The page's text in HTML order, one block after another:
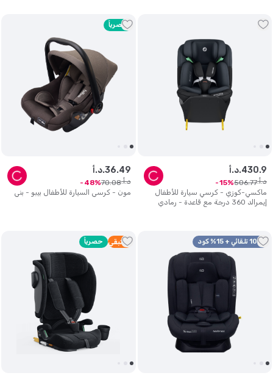
ماكسي-كوزي - كرسي سيارة للأطفال
إيمرالد 360 درجة مع قاعدة - رمادي
د.أ.430.9
د.أ. 506.77
15
حصرياً
مون - كرسي السيارة للأطفال بيبو - بني
د.أ.36.49
د.أ. 70.08
48
10% تلقائي + 15% كود 1 متبقي حصرياً